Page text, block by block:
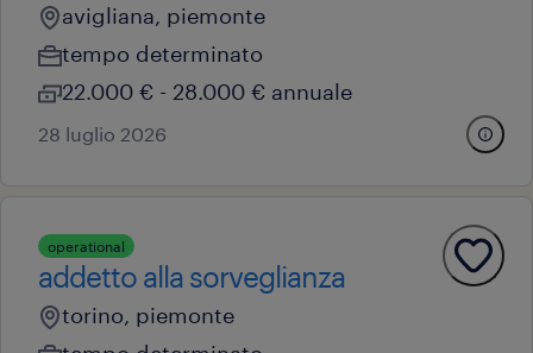
avigliana, piemonte
tempo determinato
22.000 € - 28.000 € annuale
28 luglio 2026
operational
addetto alla sorveglianza
torino, piemonte